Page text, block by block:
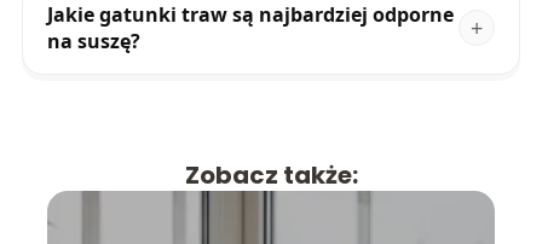
Jakie gatunki traw są najbardziej odporne
na suszę?
Zobacz także: